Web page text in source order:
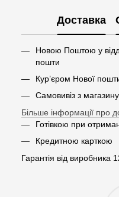
Доставка
Новою Поштою у
пошти
Кур’єром Нової
Самовивіз з
Більше інформації про
Готівкою при
Кредитною карткою
Гарантія від виробника